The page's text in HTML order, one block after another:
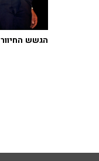
הגשש החיוור